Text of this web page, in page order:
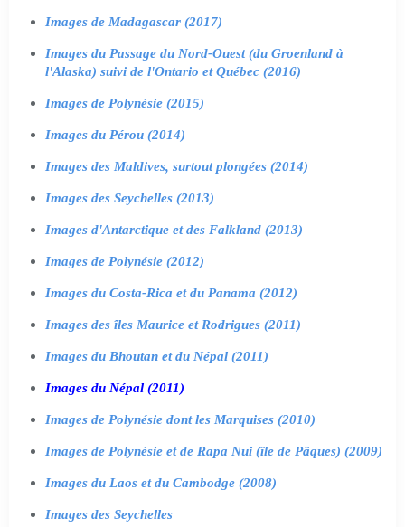
Images de Madagascar (2017)
Images du Passage du Nord-Ouest (du Groenland à
l'Alaska) suivi de l'Ontario et Québec (2016)
Images de Polynésie (2015)
Images du Pérou (2014)
Images des Maldives, surtout plongées (2014)
Images des Seychelles (2013)
Images d'Antarctique et des Falkland (2013)
Images de Polynésie (2012)
Images du Costa-Rica et du Panama (2012)
Images des îles Maurice et Rodrigues (2011)
Images du Bhoutan et du Népal (2011)
Images du Népal (2011)
Images de Polynésie dont les Marquises (2010)
Images de Polynésie et de Rapa Nui (île de Pâques) (2009)
Images du Laos et du Cambodge (2008)
Images des Seychelles